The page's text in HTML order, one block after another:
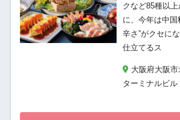
クなど85種以
に、今年は中国
辛さ”がクセに
仕立てるス
大阪府大阪市
ターミナルビル